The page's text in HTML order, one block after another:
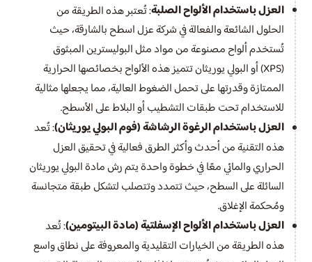
العزل باستخدام الألواح الصلبة: تُعتبر هذه الطريقة من
الحلول الشائعة والفعالة في شركة عزل اسطح بالشارقة، حيث
تُستخدم ألواح مصنوعة من مواد مثل البوليسترين المبثوق
(XPS) أو البولي يوريثان تتميز هذه الألواح بخصائصها الحرارية
الممتازة وقدرتها على تحمل الضغوط العالية، مما يجعلها مثالية
للاستخدام تحت طبقات التشطيب أو البلاط على الأسطح.
العزل باستخدام الرغوة الرشاشة (فوم البولي يوريثان): تُعد
هذه التقنية من أحدث وأكثر الطرق فعالية في تحقيق العزل
الحراري والمائي معًا في خطوة واحدة يتم رش مادة البولي يوريثان
السائلة على السطح، حيث تتمدد وتتصلب لتشكل طبقة متجانسة
ومُحكمة الإغلاق.
العزل باستخدام الألواح الإسفلتية (مادة البيتومين): تُعد
هذه الطريقة من الخيارات التقليدية والمعروفة على نطاق واسع